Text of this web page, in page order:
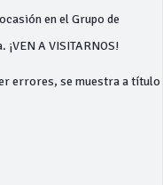
en el Grupo de
A VISITARNOS!
errores, se muestra a título